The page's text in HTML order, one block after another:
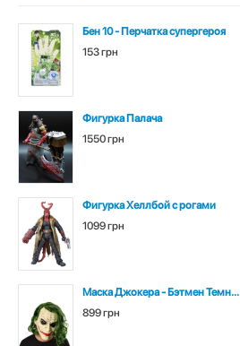
Бен 10 - Перчатка супергероя
153 грн
Фигурка Палача
1550 грн
Фигурка Хеллбой с рогами
1099 грн
Маска Джокера - Бэтмен Темн...
899 грн